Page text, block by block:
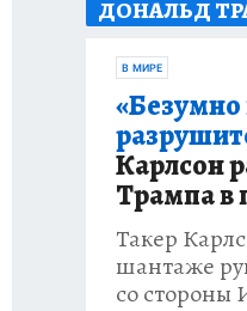
ДОНАЛЬД
В МИРЕ
«Безумно
Карлсон
Трампа в
Такер
шантаже
со стороны